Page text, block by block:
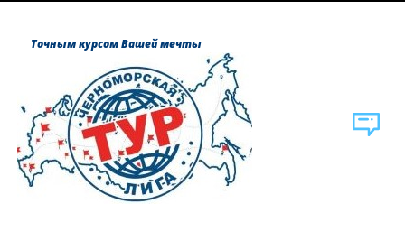
Точным курсом Вашей мечты